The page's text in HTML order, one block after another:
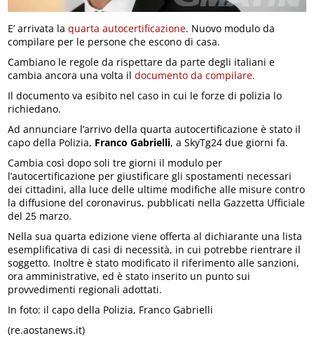
E’ arrivata laquarta autocertificazione. Nuovo modulo da
compilare per le persone che escono di casa.
Cambiano le regole da rispettare da parte degli italiani e
cambia ancora una volta ildocumento da compilare.
Il documento va esibito nel caso in cui le forze di polizia lo
richiedano.
Ad annunciare l’arrivo della quarta autocertificazione è stato il
capo della Polizia, Franco Gabrielli, a SkyTg24 due giorni fa.
Cambia così dopo soli tre giorni il modulo per
l’autocertificazione per giustificare gli spostamenti necessari
dei cittadini, alla luce delle ultime modifiche alle misure contro
la diffusione del coronavirus, pubblicati nella Gazzetta Ufficiale
del 25 marzo.
Nella sua quarta edizione viene offerta al dichiarante una lista
esemplificativa di casi di necessità, in cui potrebbe rientrare il
soggetto. Inoltre è stato modificato il riferimento alle sanzioni,
ora amministrative, ed è stato inserito un punto sui
provvedimenti regionali adottati.
In foto: il capo della Polizia, Franco Gabrielli
(re.aostanews.it)